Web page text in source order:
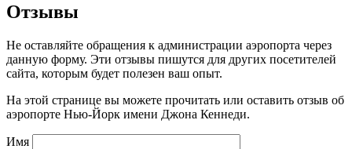
Отзывы
Не оставляйте обращения к администрации аэропорта через
данную форму. Эти отзывы пишутся для других посетителей
сайта, которым будет полезен ваш опыт.
На этой странице вы можете прочитать или оставить отзыв об
аэропорте Нью-Йорк имени Джона Кеннеди.
Имя